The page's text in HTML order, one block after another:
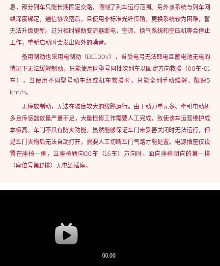
息，部分列车只能长期固定交路，限制了列车运行范围。另外该系统与列车网
络深度绑定，通信协议落后，且使用非标准光纤传输，更换系统较为困难，暂
无法升级更新。过分相时辅助变流器断电，空调、换气系统和空压机等会停止
工作，重新启动时会发出额外的噪音。
备用制动也采用电制动（DC100V），当受电弓无法取电且蓄电池无电的
情况下无法缓解制动，只能使用同型号同批次列车以固定方向救援（00车-01
车），当使用不同型号动车组或机车救援时，只能全列手动缓解，限速5
km/h。
无停放制动，无法在坡度较大的线路运行。由于动力单元多、牵引电动机
多且传感器数量严重不足，大量检修工作需要人工完成，致使该车运营维护成
本极高。车门不具有防夹功能，虽然能够保证车门未妥善关闭时无法运行，但
是车门夹物后无法自动打开，需要人工切断车门气路才能处置。电源插座仅设
置在座椅一侧，当座椅转向00车（16车）方向时，面向座椅朝向的第一排
（座位号第17排）无电源插座。